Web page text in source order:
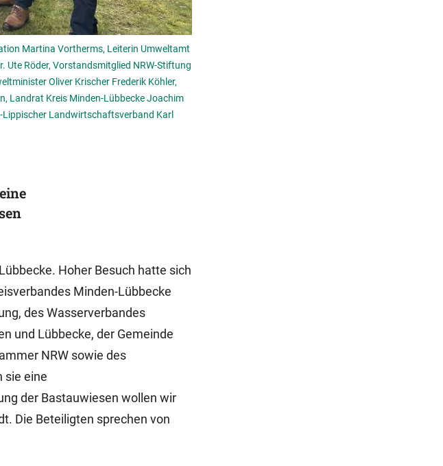
Martina Vortherms, Leiterin Umweltamt
Ute Röder, Vorstandsmitglied NRW-Stiftung
Oliver Krischer Frederik Köhler,
Landrat Kreis Minden-Lübbecke Joachim
Lippischer Landwirtschaftsverband Karl
Hoher Besuch hatte sich
Minden-Lübbecke
des Wasserverbandes
und Lübbecke, der Gemeinde
NRW sowie des
sie eine
der Bastauwiesen wollen wir
Die Beteiligten sprechen von